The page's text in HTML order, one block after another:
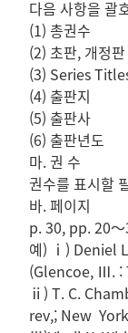
다음 사항을 괄
(1) 총권수
(2) 초판, 개정
(3) Series
(4) 출판지
(5) 출판사
(6) 출판년도
마. 권 수
권수를 표시할
바. 페이지
p. 30, pp. 20～
예) ⅰ) Deniel
(Glencoe, Ⅲ. :
ⅱ) T. C.
rev,; New